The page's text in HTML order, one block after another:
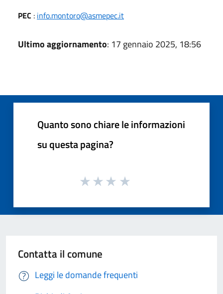
PEC : info.montoro@asmepec.it
Ultimo aggiornamento: 17 gennaio 2025, 18:56
Quanto sono chiare le informazioni
su questa pagina?
Contatta il comune
Leggi le domande frequenti